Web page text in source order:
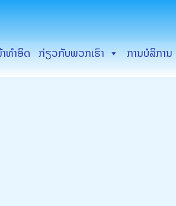
ທຳອິດ ກ່ຽວກັບພວກເຮົາ ການບໍລິການ